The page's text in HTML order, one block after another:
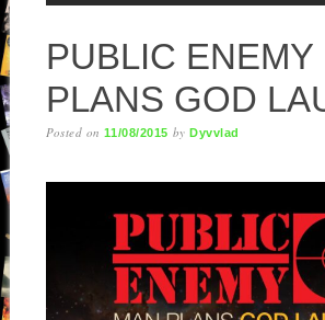
PUBLIC ENEMY
PLANS GOD
Posted on11/08/2015 byDyvvlad